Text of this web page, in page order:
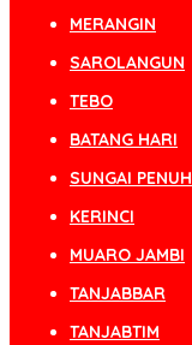
MERANGIN
SAROLANGUN
TEBO
BATANG HARI
SUNGAI PENUH
KERINCI
MUARO JAMBI
TANJABBAR
TANJABTIM